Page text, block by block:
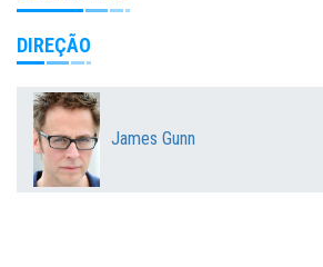
DIREÇÃO
James Gunn